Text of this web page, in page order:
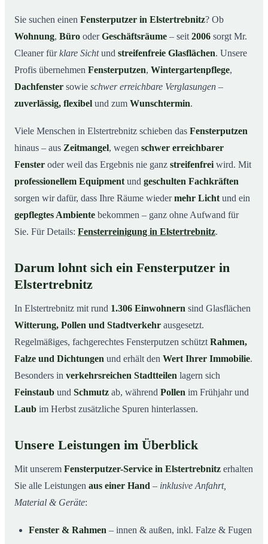
03Unsere Leistungen im Überblick
04Warum Mr. Cleaner in Elstertrebnitz?
05So funktioniert’s
07Jetzt kostenloses Angebot einholen
Elstertrebnitz im Einsatz
Sie suchen einen Fensterputzer in Elstertrebnitz? Ob
Wohnung, Büro oderGeschäftsräume – seit 2006 sorgt Mr.
Cleaner fürklare Sichtund streifenfreie Glasflächen. Unsere
Profis übernehmen Fensterputzen, Wintergartenpflege,
Dachfenster sowie schwer erreichbare Verglasungen –
zuverlässig, flexibel und zum Wunschtermin.
Viele Menschen in Elstertrebnitz schieben das Fensterputzen
hinaus – aus Zeitmangel, wegen schwer erreichbarer
Fenster oder weil das Ergebnis nie ganz streifenfrei wird. Mit
professionellem Equipment und geschulten Fachkräften
sorgen wir dafür, dass Ihre Räume wiedermehr Licht und ein
gepflegtes Ambiente bekommen – ganz ohne Aufwand für
Sie. Für Details: Fensterreinigung in Elstertrebnitz.
Darum lohnt sich ein Fensterputzer in
Elstertrebnitz
In Elstertrebnitz mit rund 1.306 Einwohnern sind Glasflächen
Witterung, Pollen und Stadtverkehr ausgesetzt.
Regelmäßiges, fachgerechtes Fensterputzen schützt Rahmen,
Falze und Dichtungen und erhält den Wert Ihrer Immobilie.
Besonders in verkehrsreichen Stadtteilen lagern sich
Feinstaub und Schmutz ab, während Pollen im Frühjahr und
Laub im Herbst zusätzliche Spuren hinterlassen.
Unsere Leistungen im Überblick
Mit unserem Fensterputzer-Service in Elstertrebnitz erhalten
Sie alle Leistungen aus einer Hand – inklusive Anfahrt,
Material & Geräte:
Fenster & Rahmen – innen & außen, inkl. Falze & Fugen